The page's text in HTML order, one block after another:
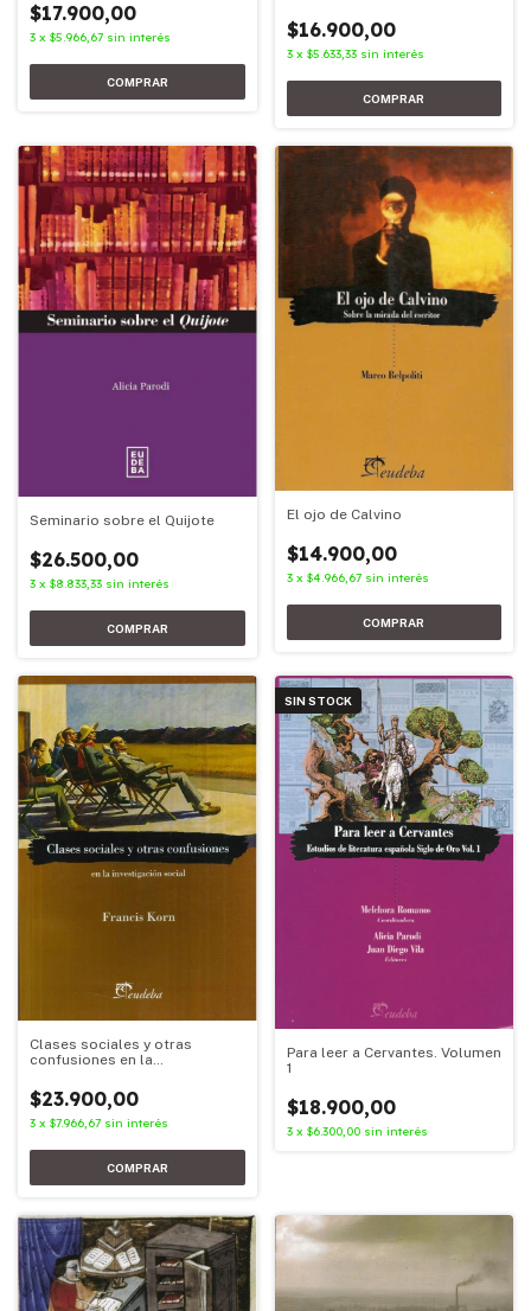
$17.900,00
3 x $5.966,67 sin interés $16.900,00
3 x $5.633,33 sin interés
Seminario sobre el Quijote
$26.500,00
3 x $8.833,33 sin interés
El ojo de Calvino
$14.900,00
3 x $4.966,67 sin interés
Clases sociales y otras
confusiones en la
$23.900,00
3 x $7.966,67 sin interés
SIN STOCK
Para leer a Cervantes. Volumen
1
$18.900,00
3 x $6.300,00 sin interés